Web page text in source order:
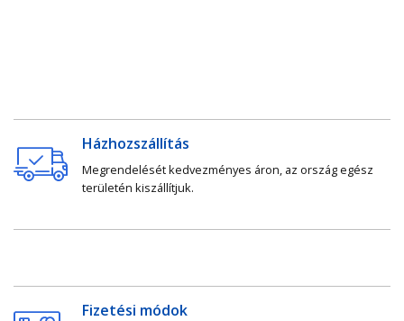
Házhozszállítás
Megrendelését kedvezményes áron, az ország egész
területén kiszállítjuk.
Fizetési módok